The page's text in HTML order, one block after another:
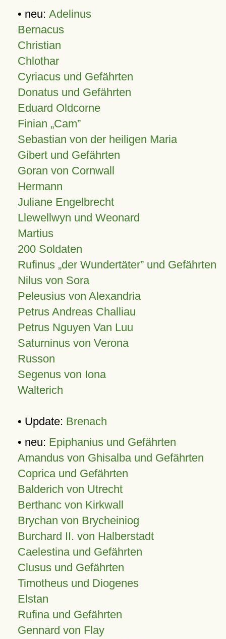
• neu: Adelinus
Bernacus
Christian
Chlothar
Cyriacus und Gefährten
Donatus und Gefährten
Eduard Oldcorne
Finian Cam
Sebastian von der heiligen Maria
Gibert und Gefährten
Goran von Cornwall
Hermann
Juliane Engelbrecht
Llewellwyn und Weonard
Martius
200 Soldaten
Rufinus „der Wundertäter” und Gefährten
Nilus von Sora
Peleusius von Alexandria
Petrus Andreas Challiau
Petrus Nguyen Van Luu
Saturninus von Verona
Russon
Segenus von Iona
Walterich
• Update: Brenach
• neu: Epiphanius und Gefährten
Amandus von Ghisalba und Gefährten
Coprica und Gefährten
Balderich von Utrecht
Berthanc von Kirkwall
Brychan von Brycheiniog
Burchard II. von Halberstadt
Caelestina und Gefährten
Clusus und Gefährten
Timotheus und Diogenes
Elstan
Rufina und Gefährten
Gennard von Flay